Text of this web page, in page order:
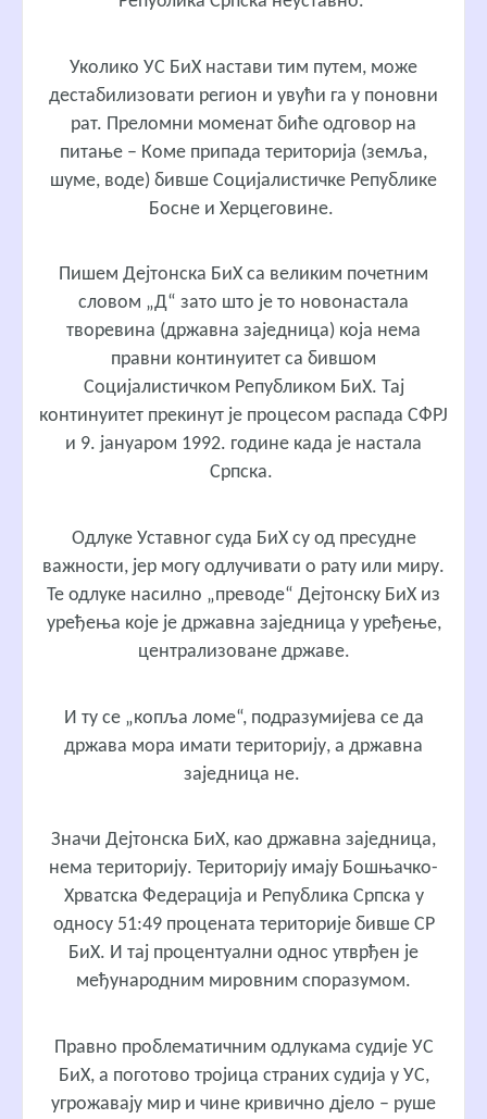
Уколико УС БиХ настави тим путем, може
дестабилизовати регион и увући га у поновни
рат. Преломни моменат биће одговор на
питање – Коме припада територија (земља,
шуме, воде) бивше Социјалистичке Републике
Босне и Херцеговине.
Пишем Дејтонска БиХ са великим почетним
словом „Д“ зато што је то новонастала
творевина (државна заједница) која нема
правни континуитет са бившом
Социјалистичком Републиком БиХ. Тај
континуитет прекинут је процесом распада СФРЈ
и 9. јануаром 1992. године када је настала
Српска.
Одлуке Уставног суда БиХ су од пресудне
важности, јер могу одлучивати о рату или миру.
Те одлуке насилно „преводе“ Дејтонску БиХ из
уређења које је државна заједница у уређење,
централизоване државе.
И ту се „копља ломе“, подразумијева се да
држава мора имати територију, а државна
заједница не.
Значи Дејтонска БиХ, као државна заједница,
нема територију. Територију имају Бошњачко-
Хрватска Федерација и Република Српска у
односу 51:49 процената територије бивше СР
БиХ. И тај процентуални однос утврђен је
међународним мировним споразумом.
Правно проблематичним одлукама судије УС
БиХ, а поготово тројица страних судија у УС,
угрожавају мир и чине кривично дјело – руше